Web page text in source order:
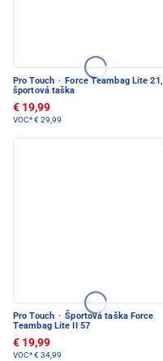
Pro Touch · Force Teambag Lite 21,
športová taška
€ 19,99
VOC*€ 29,99
Pro Touch · Športová taška Force
Teambag Lite II 57
€ 19,99
VOC*€ 34,99